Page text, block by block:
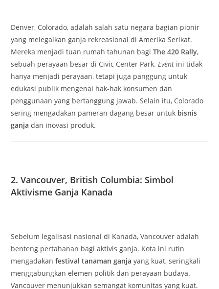
Denver, Colorado, adalah salah satu negara bagian pionir
yang melegalkan ganja rekreasional di Amerika Serikat.
Mereka menjadi tuan rumah tahunan bagiThe 420 Rally,
sebuah perayaan besar di Civic Center Park.Event ini tidak
hanya menjadi perayaan, tetapi juga panggung untuk
edukasi publik mengenai hak-hak konsumen dan
penggunaan yang bertanggung jawab. Selain itu, Colorado
sering mengadakan pameran dagang besar untuk bisnis
ganja dan inovasi produk.
2. Vancouver, British Columbia: Simbol
Aktivisme Ganja Kanada
Sebelum legalisasi nasional di Kanada, Vancouver adalah
benteng pertahanan bagi aktivis ganja. Kota ini rutin
mengadakanfestival tanaman ganja yang kuat, seringkali
menggabungkan elemen politik dan perayaan budaya.
Vancouver menunjukkan semangat komunitas yang kuat.